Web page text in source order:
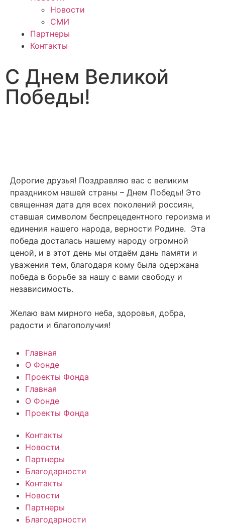
Новости
СМИ
Партнеры
Контакты
С Днем Великой
Победы!
Дорогие друзья! Поздравляю вас с великим
праздником нашей страны – Днем Победы! Это
священная дата для всех поколений россиян,
ставшая символом беспрецедентного героизма и
единения нашего народа, верности Родине. Эта
победа досталась нашему народу огромной
ценой, и в этот день мы отдаём дань памяти и
уважения тем, благодаря кому была одержана
победа в борьбе за нашу с вами свободу и
независимость.
Желаю вам мирного неба, здоровья, добра,
радости и благополучия!
Главная
О Фонде
Проекты Фонда
Главная
О Фонде
Проекты Фонда
Контакты
Новости
Партнеры
Благодарности
Контакты
Новости
Партнеры
Благодарности